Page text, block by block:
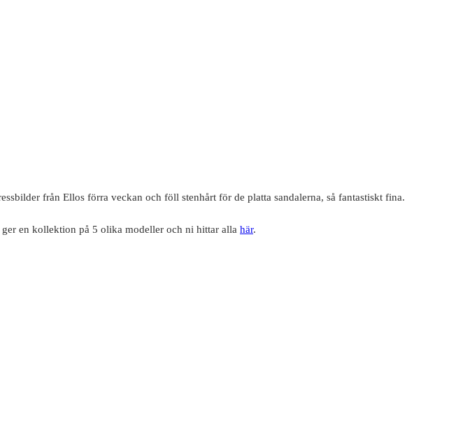
från Ellos förra veckan och föll stenhårt för de platta sandalerna, så fantastiskt fina.
ger en kollektion på 5 olika modeller och ni hittar alla här.